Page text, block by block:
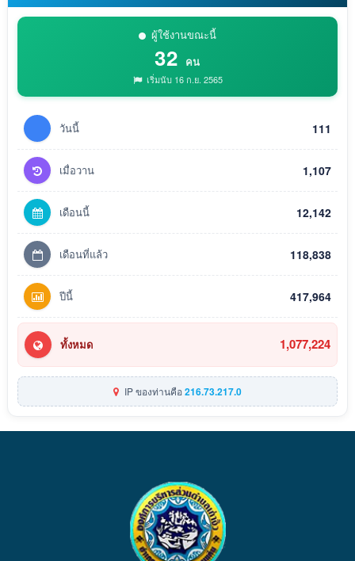
ผู้ใช้งานขณะนี้
32 คน
เริ่มนับ 16 ก.ย. 2565
วันนี้ 111
เมื่อวาน 1,107
เดือนนี้ 12,142
เดือนที่แล้ว 118,838
ปีนี้ 417,964
ทั้งหมด 1,077,224
IP ของท่านคือ216.73.217.0